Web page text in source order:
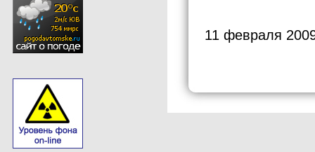
11 февраля